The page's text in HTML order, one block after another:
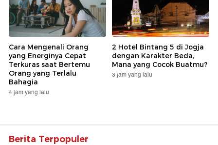
Cara Mengenali Orang
yang Energinya Cepat
Terkuras saat Bertemu
Orang yang Terlalu
Bahagia
4 jam yang lalu
2 Hotel Bintang 5 di Jogja
dengan Karakter Beda,
Mana yang Cocok Buatmu?
3 jam yang lalu
Berita Terpopuler